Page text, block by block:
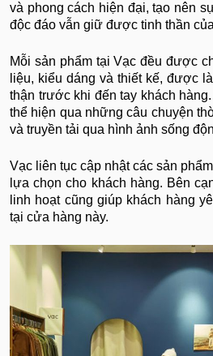
và phong cách hiện đại, tạo nên
độc đáo vẫn giữ được tinh thần
Mỗi sản phẩm tại Vạc đều được
liệu, kiểu dáng và thiết kế, được
thận trước khi đến tay khách
thể hiện qua những câu chuyện
và truyền tải qua hình ảnh sống
Vạc liên tục cập nhật các sản
lựa chọn cho khách hàng. Bên
linh hoạt cũng giúp khách hàng
tại cửa hàng này.